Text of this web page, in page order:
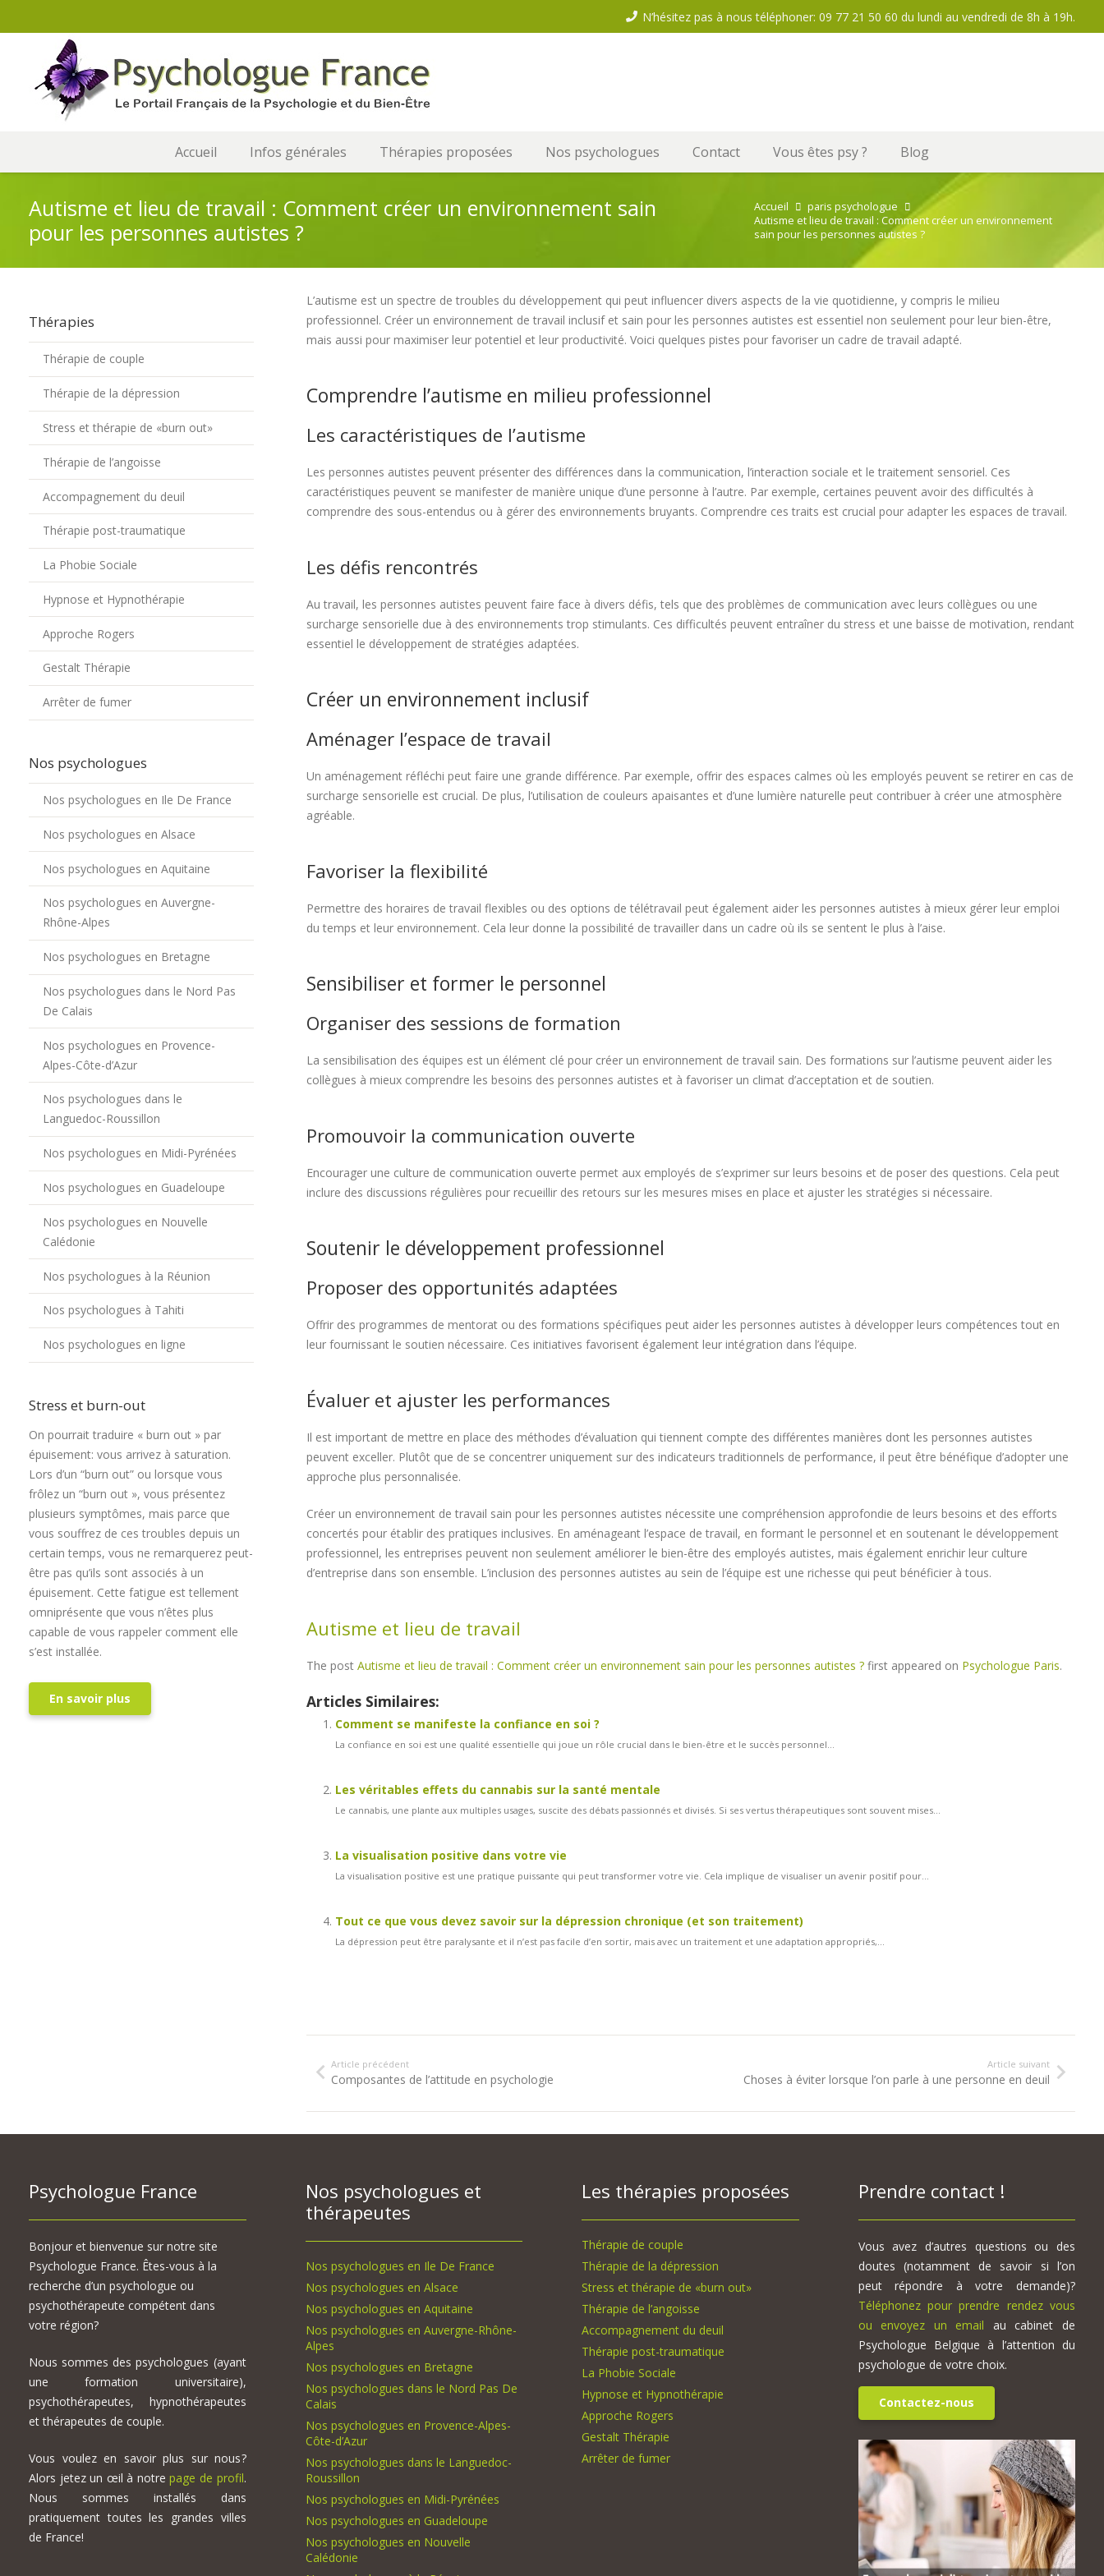
N’hésitez pas à nous téléphoner: 09 77 21 50 60 du lundi au vendredi de 8h à 19h.
Accueil Infos générales Thérapies proposées Nos psychologues Contact Vous êtes psy ? Blog
Autisme et lieu de travail : Comment créer un environnement sain
pour les personnes autistes ?
Accueil
paris psychologue
Autisme et lieu de travail : Comment créer un environnement
sain pour les personnes autistes ?
L’autisme est un spectre de troubles du développement qui peut influencer divers aspects de la vie quotidienne, y compris le milieu
professionnel. Créer un environnement de travail inclusif et sain pour les personnes autistes est essentiel non seulement pour leur bien-être,
mais aussi pour maximiser leur potentiel et leur productivité. Voici quelques pistes pour favoriser un cadre de travail adapté.
Comprendre l’autisme en milieu professionnel
Les caractéristiques de l’autisme
Les personnes autistes peuvent présenter des différences dans la communication, l’interaction sociale et le traitement sensoriel. Ces
caractéristiques peuvent se manifester de manière unique d’une personne à l’autre. Par exemple, certaines peuvent avoir des difficultés à
comprendre des sous-entendus ou à gérer des environnements bruyants. Comprendre ces traits est crucial pour adapter les espaces de travail.
Les défis rencontrés
Au travail, les personnes autistes peuvent faire face à divers défis, tels que des problèmes de communication avec leurs collègues ou une
surcharge sensorielle due à des environnements trop stimulants. Ces difficultés peuvent entraîner du stress et une baisse de motivation, rendant
essentiel le développement de stratégies adaptées.
Créer un environnement inclusif
Aménager l’espace de travail
Un aménagement réfléchi peut faire une grande différence. Par exemple, offrir des espaces calmes où les employés peuvent se retirer en cas de
surcharge sensorielle est crucial. De plus, l’utilisation de couleurs apaisantes et d’une lumière naturelle peut contribuer à créer une atmosphère
agréable.
Favoriser la flexibilité
Permettre des horaires de travail flexibles ou des options de télétravail peut également aider les personnes autistes à mieux gérer leur emploi
du temps et leur environnement. Cela leur donne la possibilité de travailler dans un cadre où ils se sentent le plus à l’aise.
Sensibiliser et former le personnel
Organiser des sessions de formation
La sensibilisation des équipes est un élément clé pour créer un environnement de travail sain. Des formations sur l’autisme peuvent aider les
collègues à mieux comprendre les besoins des personnes autistes et à favoriser un climat d’acceptation et de soutien.
Promouvoir la communication ouverte
Encourager une culture de communication ouverte permet aux employés de s’exprimer sur leurs besoins et de poser des questions. Cela peut
inclure des discussions régulières pour recueillir des retours sur les mesures mises en place et ajuster les stratégies si nécessaire.
Soutenir le développement professionnel
Proposer des opportunités adaptées
Offrir des programmes de mentorat ou des formations spécifiques peut aider les personnes autistes à développer leurs compétences tout en
leur fournissant le soutien nécessaire. Ces initiatives favorisent également leur intégration dans l’équipe.
Évaluer et ajuster les performances
Il est important de mettre en place des méthodes d’évaluation qui tiennent compte des différentes manières dont les personnes autistes
peuvent exceller. Plutôt que de se concentrer uniquement sur des indicateurs traditionnels de performance, il peut être bénéfique d’adopter une
approche plus personnalisée.
Créer un environnement de travail sain pour les personnes autistes nécessite une compréhension approfondie de leurs besoins et des efforts
concertés pour établir des pratiques inclusives. En aménageant l’espace de travail, en formant le personnel et en soutenant le développement
professionnel, les entreprises peuvent non seulement améliorer le bien-être des employés autistes, mais également enrichir leur culture
d’entreprise dans son ensemble. L’inclusion des personnes autistes au sein de l’équipe est une richesse qui peut bénéficier à tous.
Autisme et lieu de travail
The post Autisme et lieu de travail : Comment créer un environnement sain pour les personnes autistes ?first appeared on Psychologue Paris.
Articles Similaires:
Comment se manifeste la confiance en soi ?
La confiance en soi est une qualité essentielle qui joue un rôle crucial dans le bien-être et le succès personnel...
Les véritables effets du cannabis sur la santé mentale
Le cannabis, une plante aux multiples usages, suscite des débats passionnés et divisés. Si ses vertus thérapeutiques sont souvent mises...
La visualisation positive dans votre vie
La visualisation positive est une pratique puissante qui peut transformer votre vie. Cela implique de visualiser un avenir positif pour...
Tout ce que vous devez savoir sur la dépression chronique (et son traitement)
La dépression peut être paralysante et il n’est pas facile d’en sortir, mais avec un traitement et une adaptation appropriés,...
Article précédent
Composantes de l’attitude en psychologie
Article suivant
Choses à éviter lorsque l’on parle à une personne en deuil
Thérapies
Thérapie de couple
Thérapie de la dépression
Stress et thérapie de «burn out»
Thérapie de l’angoisse
Accompagnement du deuil
Thérapie post-traumatique
La Phobie Sociale
Hypnose et Hypnothérapie
Approche Rogers
Gestalt Thérapie
Arrêter de fumer
Nos psychologues
Nos psychologues en Ile De France
Nos psychologues en Alsace
Nos psychologues en Aquitaine
Nos psychologues en Auvergne-
Rhône-Alpes
Nos psychologues en Bretagne
Nos psychologues dans le Nord Pas
De Calais
Nos psychologues en Provence-
Alpes-Côte-d’Azur
Nos psychologues dans le
Languedoc-Roussillon
Nos psychologues en Midi-Pyrénées
Nos psychologues en Guadeloupe
Nos psychologues en Nouvelle
Calédonie
Nos psychologues à la Réunion
Nos psychologues à Tahiti
Nos psychologues en ligne
Stress et burn-out
On pourrait traduire « burn out » par
épuisement: vous arrivez à saturation.
Lors d’un “burn out” ou lorsque vous
frôlez un “burn out », vous présentez
plusieurs symptômes, mais parce que
vous souffrez de ces troubles depuis un
certain temps, vous ne remarquerez peut-
être pas qu’ils sont associés à un
épuisement. Cette fatigue est tellement
omniprésente que vous n’êtes plus
capable de vous rappeler comment elle
s’est installée.
En savoir plus
Psychologue France
Bonjour et bienvenue sur notre site
Psychologue France. Êtes-vous à la
recherche d’un psychologue ou
psychothérapeute compétent dans
votre région?
Nous sommes des psychologues (ayant
une formation universitaire),
psychothérapeutes, hypnothérapeutes
et thérapeutes de couple.
Vous voulez en savoir plus sur nous?
Alors jetez un œil à notrepage de profil.
Nous sommes installés dans
pratiquement toutes les grandes villes
de France!
Nos psychologues et
thérapeutes
Nos psychologues en Ile De France
Nos psychologues en Alsace
Nos psychologues en Aquitaine
Nos psychologues en Auvergne-Rhône-
Alpes
Nos psychologues en Bretagne
Nos psychologues dans le Nord Pas De
Calais
Nos psychologues en Provence-Alpes-
Côte-d’Azur
Nos psychologues dans le Languedoc-
Roussillon
Nos psychologues en Midi-Pyrénées
Nos psychologues en Guadeloupe
Nos psychologues en Nouvelle
Calédonie
Les thérapies proposées
Thérapie de couple
Thérapie de la dépression
Stress et thérapie de «burn out»
Thérapie de l’angoisse
Accompagnement du deuil
Thérapie post-traumatique
La Phobie Sociale
Hypnose et Hypnothérapie
Approche Rogers
Gestalt Thérapie
Arrêter de fumer
Prendre contact !
Vous avez d’autres questions ou des
doutes (notamment de savoir si l’on
peut répondre à votre demande)?
Téléphonez pour prendre rendez vous
ou envoyez un email au cabinet de
Psychologue Belgique à l’attention du
psychologue de votre choix.
Contactez-nous